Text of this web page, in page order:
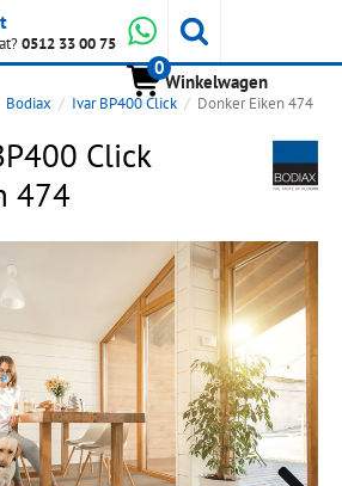
0512 33 00 75 Whatsapp
0
Winkelwagen
Bodiax Ivar BP400 Click Donker Eiken 474
Click
474